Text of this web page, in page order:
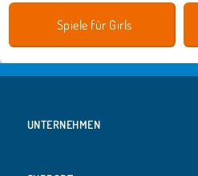
Spiele für Girls
UNTERNEHMEN